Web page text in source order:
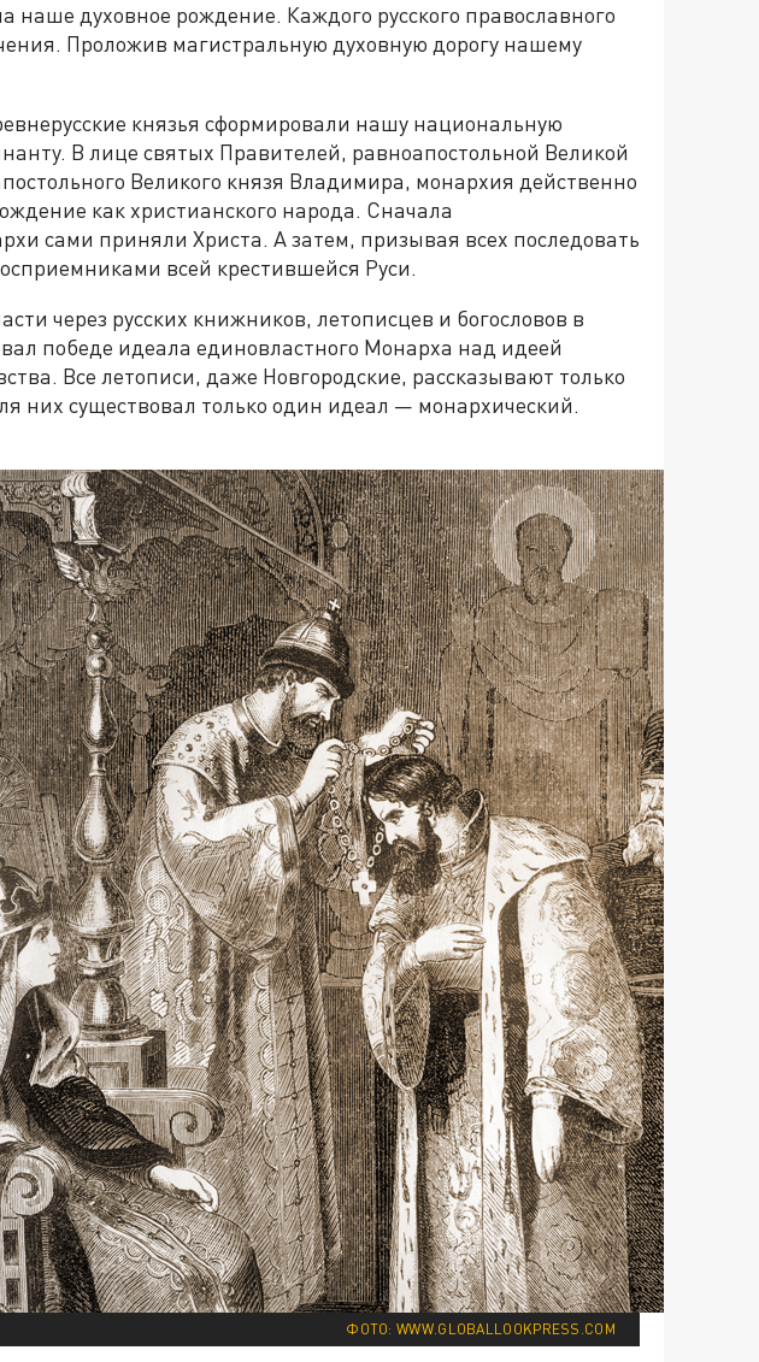
духовное рождение. Каждого русского православного
Проложив магистральную духовную дорогу нашему
князья сформировали нашу национальную
В лице святых Правителей, равноапостольной Великой
Великого князя Владимира, монархия действенно
как христианского народа. Сначала
сами приняли Христа. А затем, призывая всех последовать
всей крестившейся Руси.
через русских книжников, летописцев и богословов в
победе идеала единовластного Монарха над идеей
Все летописи, даже Новгородские, рассказывают только
них существовал только один идеал — монархический.
ФОТО: WWW.GLOBALLOOKPRESS.COM